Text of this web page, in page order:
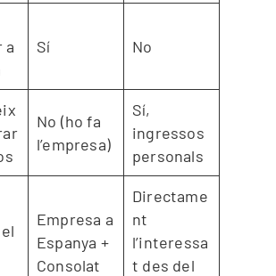
a
Sí No
No (ho fa
l’empresa)
Sí,
ingressos
personals
Empresa a
Espanya +
Consolat
Directame
nt
l’interessa
t des del